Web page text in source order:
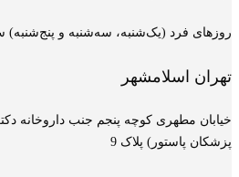
روزهای فرد (یک‌شنبه، سه‌شنبه و پنج‌شنبه) ساعت 15:00
تهران اسلامشهر
خیابان مطهری کوچه پنجم جنب داروخانه
پزشکان پاستور) پلاک 9